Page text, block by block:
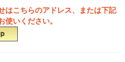
はこちらのアドレス、または下記
いください。